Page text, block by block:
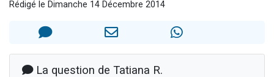
30 personnes viennent de faire un don pour Sauvez la jambe de Yohan
12 nouvelles musiques dans Torah-Box Music
Rédigé le Dimanche 14 Décembre 2014
La question de Tatiana R.